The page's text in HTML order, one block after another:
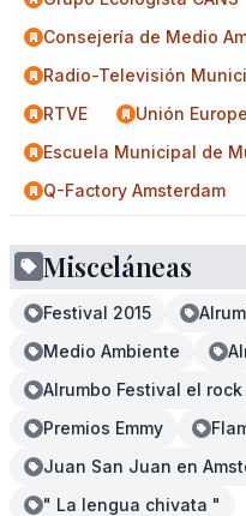
Consejería de Medio
Radio-Televisión
RTVE
Unión
Escuela Municipal de
Q-Factory Amsterdam
Misceláneas
Festival 2015
Medio Ambiente
Alrumbo Festival el rock
Premios Emmy
Juan San Juan en
" La lengua chivata "